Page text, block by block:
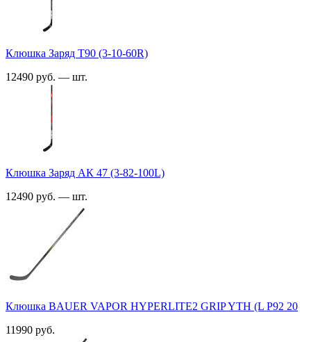
Клюшка Заряд T90 (3-10-60R)
12490 руб. — шт.
Клюшка Заряд АК 47 (3-82-100L)
12490 руб. — шт.
Клюшка BAUER VAPOR HYPERLITE2 GRIP YTH (L P92 20
11990 руб.